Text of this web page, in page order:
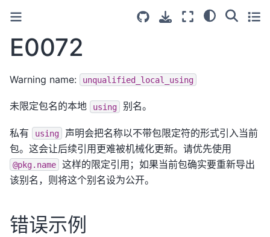
E0072
Warning name: unqualified_local_using
未限定包名的本地 using 别名。
私有 using
声明会把名称以不带包限定符的形式引入当前
包。这会让后续引用更难被机械化更新。请优先使用
@pkg.name
这样的限定引用；如果当前包确实要重新导出
该别名，则将这个别名设为公开。
错误示例